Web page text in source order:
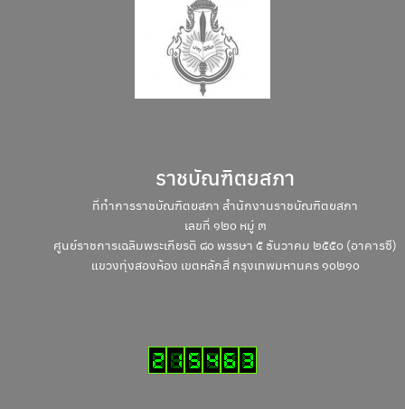
ราชบัณฑิตยสภา
ที่ทำการราชบัณฑิตยสภา สำนักงานราชบัณฑิตยสภา
เลขที่ ๑๒๐ หมู่ ๓
ศูนย์ราชการเฉลิมพระเกียรติ ๘๐ พรรษา ๕ ธันวาคม ๒๕๕๐ (อาคารซี)
แขวงทุ่งสองห้อง เขตหลักสี่ กรุงเทพมหานคร ๑๐๒๑๐